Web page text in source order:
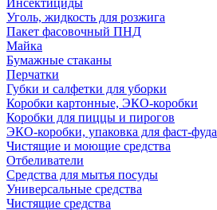
Инсектициды
Уголь, жидкость для розжига
Пакет фасовочный ПНД
Майка
Бумажные стаканы
Перчатки
Губки и салфетки для уборки
Коробки картонные, ЭКО-коробки
Коробки для пиццы и пирогов
ЭКО-коробки, упаковка для фаст-фуда
Чистящие и моющие средства
Отбеливатели
Средства для мытья посуды
Универсальные средства
Чистящие средства